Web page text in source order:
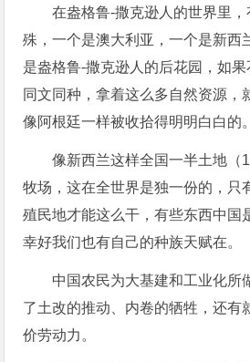
在盎格鲁-撒克逊人的世界里
殊，一个是澳大利亚，一个是新西
是盎格鲁-撒克逊人的后花园，如
同文同种，拿着这么多自然资源，
像阿根廷一样被收拾得明明白白的。
像新西兰这样全国一半土地（
牧场，这在全世界是独一份的，只
殖民地才能这么干，有些东西中国
幸好我们也有自己的种族天赋在。
中国农民为大基建和工业化所
了土改的推动、内卷的牺牲，还有
价劳动力。